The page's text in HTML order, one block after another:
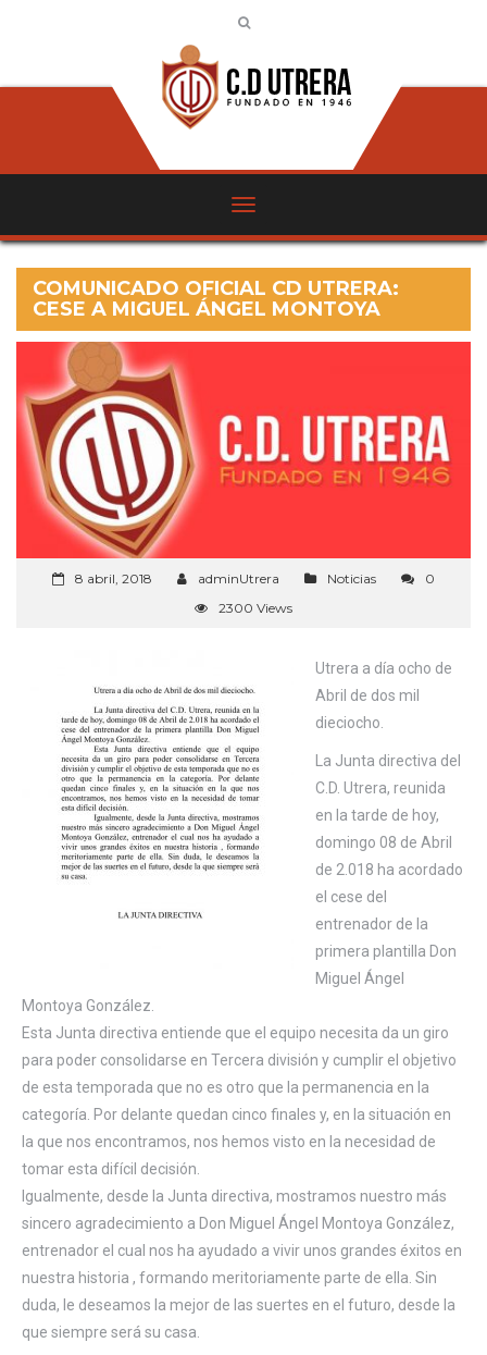
COMUNICADO OFICIAL CD UTRERA:
CESE A MIGUEL ÁNGEL MONTOYA
8 abril, 2018 adminUtrera Noticias
0
2300 Views
Utrera a día ocho de
Abril de dos mil
dieciocho.
​​La Junta directiva del
C.D. Utrera, reunida
en la tarde de hoy,
domingo 08 de Abril
de 2.018 ha acordado
el cese del
entrenador de la
primera plantilla Don
Miguel Ángel
Montoya González.
​​Esta Junta directiva entiende que el equipo necesita da un giro
para poder consolidarse en Tercera división y cumplir el objetivo
de esta temporada que no es otro que la permanencia en la
categoría. Por delante quedan cinco finales y, en la situación en
la que nos encontramos, nos hemos visto en la necesidad de
tomar esta difícil decisión.
​​Igualmente, desde la Junta directiva, mostramos nuestro más
sincero agradecimiento a Don Miguel Ángel Montoya González,
entrenador el cual nos ha ayudado a vivir unos grandes éxitos en
nuestra historia , formando meritoriamente parte de ella. Sin
duda, le deseamos la mejor de las suertes en el futuro, desde la
que siempre será su casa.